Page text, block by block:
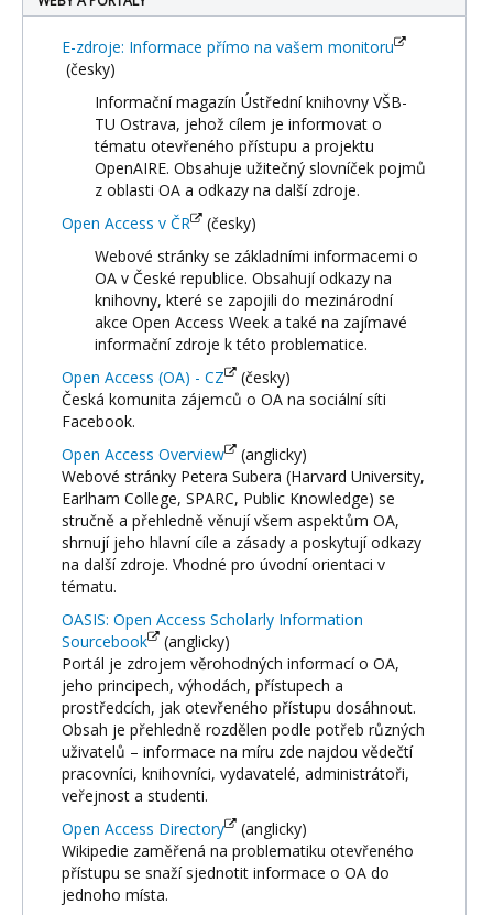
E-zdroje: Informace přímo na vašem monitoru
(česky)
Informační magazín Ústřední knihovny VŠB-
TU Ostrava, jehož cílem je informovat o
tématu otevřeného přístupu a projektu
OpenAIRE. Obsahuje užitečný slovníček pojmů
z oblasti OA a odkazy na další zdroje.
Open Access v ČR
(česky)
Webové stránky se základními informacemi o
OA v České republice. Obsahují odkazy na
knihovny, které se zapojili do mezinárodní
akce Open Access Week a také na zajímavé
informační zdroje k této problematice.
Open Access (OA) - CZ
(česky)
Česká komunita zájemců o OA na sociální síti
Facebook.
Open Access Overview
(anglicky)
Webové stránky Petera Subera (Harvard University,
Earlham College, SPARC, Public Knowledge) se
stručně a přehledně věnují všem aspektům OA,
shrnují jeho hlavní cíle a zásady a poskytují odkazy
na další zdroje. Vhodné pro úvodní orientaci v
tématu.
OASIS: Open Access Scholarly Information
Sourcebook
(anglicky)
Portál je zdrojem věrohodných informací o OA,
jeho principech, výhodách, přístupech a
prostředcích, jak otevřeného přístupu dosáhnout.
Obsah je přehledně rozdělen podle potřeb různých
uživatelů – informace na míru zde najdou vědečtí
pracovníci, knihovníci, vydavatelé, administrátoři,
veřejnost a studenti.
Open Access Directory
(anglicky)
Wikipedie zaměřená na problematiku otevřeného
přístupu se snaží sjednotit informace o OA do
jednoho místa.